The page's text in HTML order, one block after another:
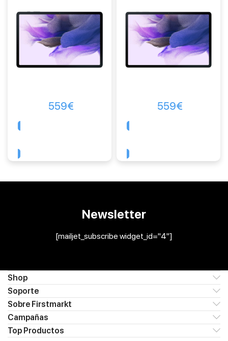
559€ 559€
Newsletter
[mailjet_subscribe widget_id="4"]
Shop
Soporte
Sobre Firstmarkt
Campañas
Top Productos